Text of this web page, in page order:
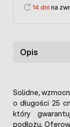
14 dni na
Opis
Solidne,
o długości 25
który
podłożu.